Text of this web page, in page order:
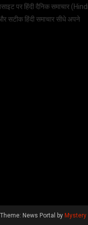
पर हिंदी दैनिक समाचार (Hindi
सटीक हिंदी समाचार सीधे अपने
Theme: News Portal by